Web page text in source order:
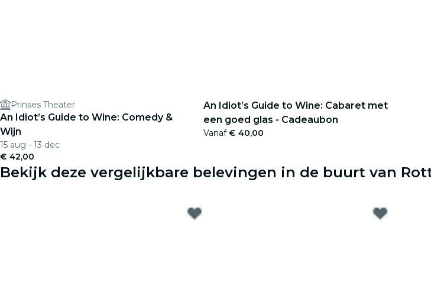
Prinses Theater
An Idiot’s Guide to Wine: Comedy &
Wijn
15 aug - 13 dec
€ 42,00
An Idiot’s Guide to Wine: Cabaret met
een goed glas - Cadeaubon
Vanaf€ 40,00
Bekijk deze vergelijkbare belevingen in de buurt van